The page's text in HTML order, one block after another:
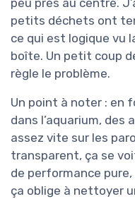
peu près au centre.
petits déchets ont
ce qui est logique vu
boîte. Un petit coup
règle le problème.
Un point à noter : en
dans l’aquarium,
assez vite sur les
transparent, ça se
de performance
ça oblige à nettoyer